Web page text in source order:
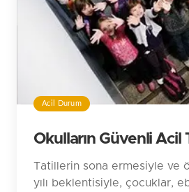
Acil Durum
Okulların Güvenli Acil
Tatillerin sona ermesiyle ve
yılı beklentisiyle, çocuklar,